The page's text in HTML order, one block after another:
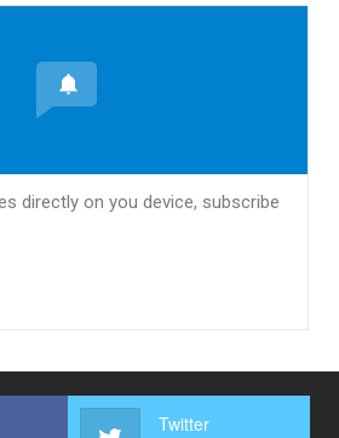
directly on you device, subscribe
Twitter